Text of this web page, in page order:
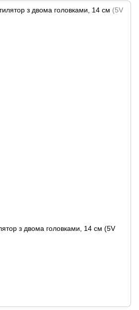
з двома головками, 14 см (5V